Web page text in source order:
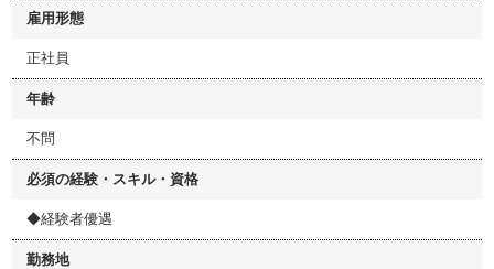
雇用形態
正社員
年齢
不問
必須の経験・スキル・資格
◆経験者優遇
勤務地